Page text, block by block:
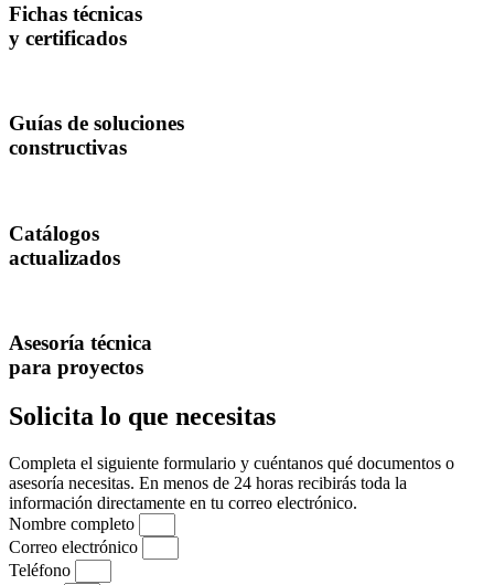
Fichas técnicas
y certificados
Guías de soluciones
constructivas
Catálogos
actualizados
Asesoría técnica
para proyectos
Solicita lo que necesitas
Completa el siguiente formulario y cuéntanos qué documentos o
asesoría necesitas. En menos de 24 horas recibirás toda la
información directamente en tu correo electrónico.
Nombre completo
Correo electrónico
Teléfono